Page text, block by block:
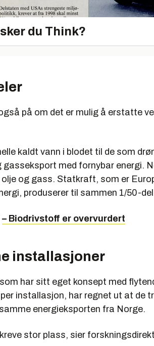
du Think?
på om det er mulig å erstatte
kaldt vann i blodet til de som
gasseksport med fornybar energi.
olje og gass. Statkraft, som er
produserer til sammen 1/50-
– Biodrivstoff er overvurdert
installasjoner
har sitt eget konsept med
installasjon, har regnet ut at de
energieksporten fra Norge.
stor plass, sier